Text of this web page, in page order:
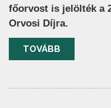
főorvost is jelölték a
Orvosi Díjra.
TOVÁBB